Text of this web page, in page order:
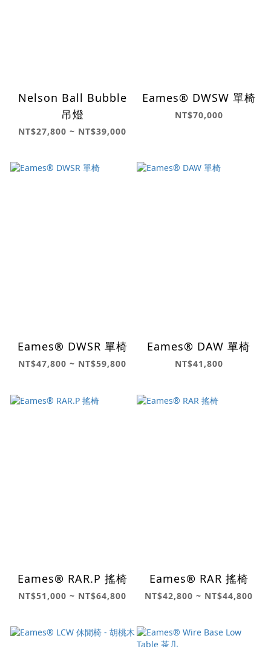
Nelson Ball Bubble
吊燈
NT$27,800 ~ NT$39,000
Eames® DWSW 單椅
NT$70,000
Eames® DWSR 單椅
NT$47,800 ~ NT$59,800
Eames® DAW 單椅
NT$41,800
Eames® RAR.P 搖椅
NT$51,000 ~ NT$64,800
Eames® RAR 搖椅
NT$42,800 ~ NT$44,800